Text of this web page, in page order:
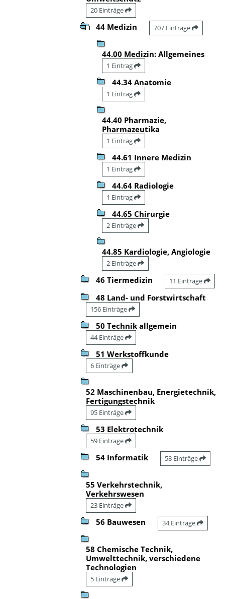
20 Einträge
44 Medizin 707 Einträge
44.00 Medizin: Allgemeines
1 Eintrag
44.34 Anatomie
1 Eintrag
44.40 Pharmazie,
Pharmazeutika
1 Eintrag
44.61 Innere Medizin
1 Eintrag
44.64 Radiologie
1 Eintrag
44.65 Chirurgie
2 Einträge
44.85 Kardiologie, Angiologie
2 Einträge
46 Tiermedizin 11 Einträge
48 Land- und Forstwirtschaft
156 Einträge
50 Technik allgemein
44 Einträge
51 Werkstoffkunde
6 Einträge
52 Maschinenbau, Energietechnik,
Fertigungstechnik
95 Einträge
53 Elektrotechnik
59 Einträge
54 Informatik 58 Einträge
55 Verkehrstechnik,
Verkehrswesen
23 Einträge
56 Bauwesen 34 Einträge
58 Chemische Technik,
Umwelttechnik, verschiedene
Technologien
5 Einträge